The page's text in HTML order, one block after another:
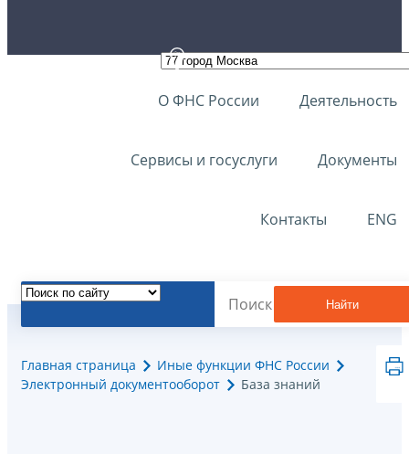
О ФНС России Деятельность
Сервисы и госуслуги Документы
Контакты ENG
Найти
Главная страница
Иные функции ФНС России
Электронный документооборот
База знаний